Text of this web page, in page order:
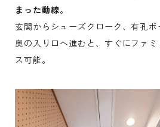
まった動線。
玄関からシューズクローク、有孔
奥の入り口へ進むと、すぐにファ
ス可能。